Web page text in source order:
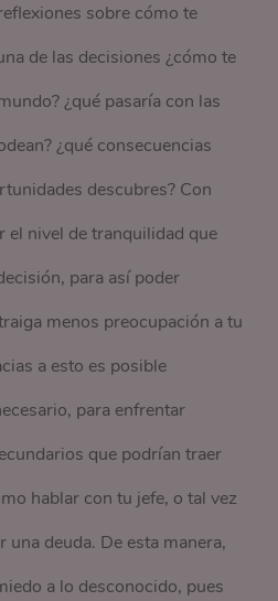
sobre cómo te
de las decisiones ¿cómo te
¿qué pasaría con las
¿qué consecuencias
descubres? Con
el nivel de tranquilidad que
para así poder
menos preocupación a tu
a esto es posible
para enfrentar
que podrían traer
hablar con tu jefe, o tal vez
una deuda. De esta manera,
a lo desconocido, pues